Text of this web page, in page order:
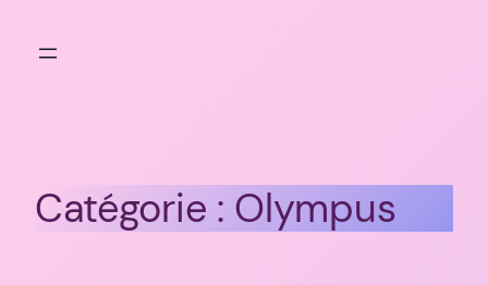
Catégorie : Olympus